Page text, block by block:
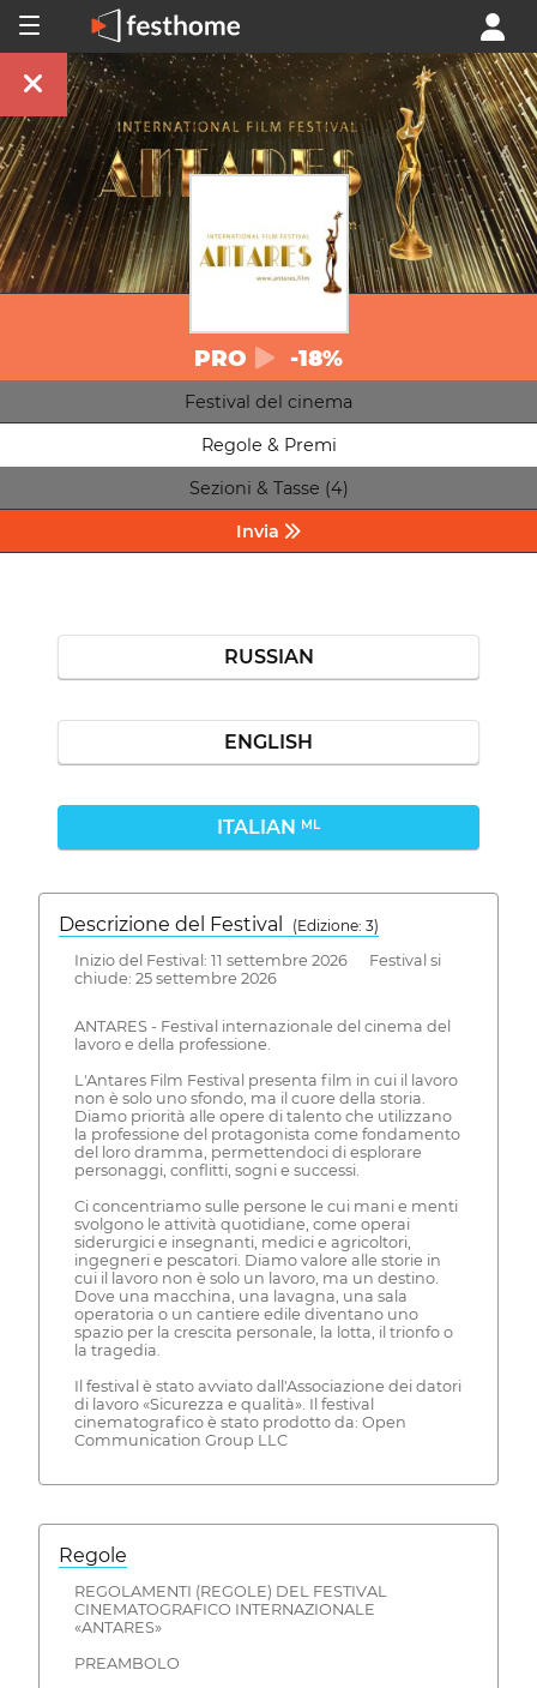
PRO -18%
Festival del cinema
Regole & Premi
Sezioni & Tasse (4)
Invia
RUSSIAN
ENGLISH
ITALIAN ML
Descrizione del Festival
( Edizione: 3)
Inizio del Festival: 11 settembre 2026 Festival si
chiude: 25 settembre 2026
ANTARES - Festival internazionale del cinema del
lavoro e della professione.
L'Antares Film Festival presenta film in cui il lavoro
non è solo uno sfondo, ma il cuore della storia.
Diamo priorità alle opere di talento che utilizzano
la professione del protagonista come fondamento
del loro dramma, permettendoci di esplorare
personaggi, conflitti, sogni e successi.
Ci concentriamo sulle persone le cui mani e menti
svolgono le attività quotidiane, come operai
siderurgici e insegnanti, medici e agricoltori,
ingegneri e pescatori. Diamo valore alle storie in
cui il lavoro non è solo un lavoro, ma un destino.
Dove una macchina, una lavagna, una sala
operatoria o un cantiere edile diventano uno
spazio per la crescita personale, la lotta, il trionfo o
la tragedia.
Il festival è stato avviato dall'Associazione dei datori
di lavoro «Sicurezza e qualità». Il festival
cinematografico è stato prodotto da: Open
Communication Group LLC
Regole
REGOLAMENTI (REGOLE) DEL FESTIVAL
CINEMATOGRAFICO INTERNAZIONALE
«ANTARES»
PREAMBOLO